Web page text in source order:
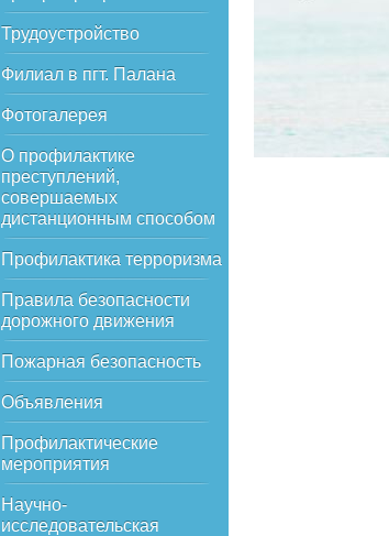
Трудоустройство
Филиал в пгт. Палана
Фотогалерея
О профилактике
преступлений,
совершаемых
дистанционным способом
Профилактика терроризма
Правила безопасности
дорожного движения
Пожарная безопасность
Объявления
Профилактические
мероприятия
Научно-
исследовательская